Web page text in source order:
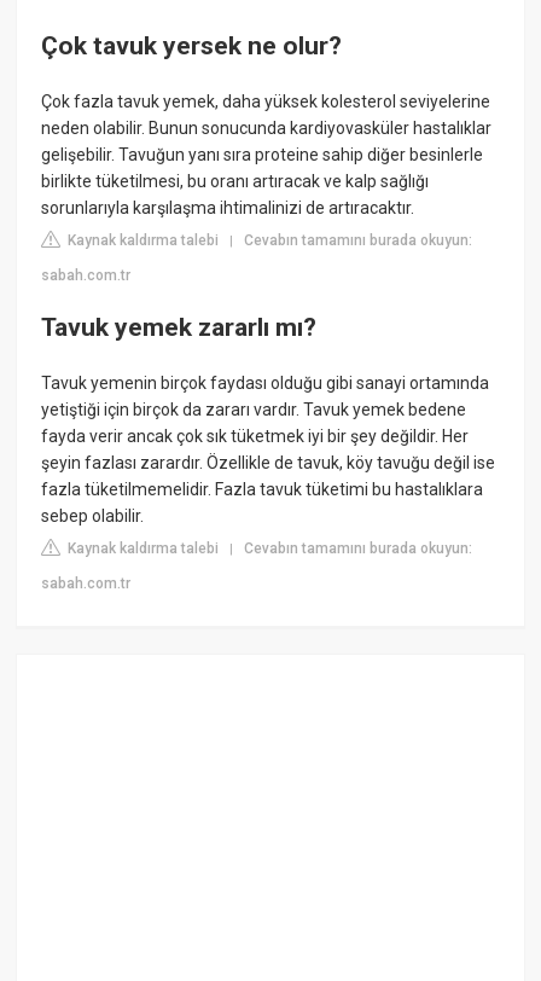
Çok tavuk yersek ne olur?
Çok fazla tavuk yemek, daha yüksek kolesterol seviyelerine
neden olabilir. Bunun sonucunda kardiyovasküler hastalıklar
gelişebilir. Tavuğun yanı sıra proteine sahip diğer besinlerle
birlikte tüketilmesi, bu oranı artıracak ve kalp sağlığı
sorunlarıyla karşılaşma ihtimalinizi de artıracaktır.
Kaynak kaldırma talebi |Cevabın tamamını burada okuyun:
sabah.com.tr
Tavuk yemek zararlı mı?
Tavuk yemenin birçok faydası olduğu gibi sanayi ortamında
yetiştiği için birçok da zararı vardır. Tavuk yemek bedene
fayda verir ancak çok sık tüketmek iyi bir şey değildir. Her
şeyin fazlası zarardır. Özellikle de tavuk, köy tavuğu değil ise
fazla tüketilmemelidir. Fazla tavuk tüketimi bu hastalıklara
sebep olabilir.
Kaynak kaldırma talebi |Cevabın tamamını burada okuyun:
sabah.com.tr